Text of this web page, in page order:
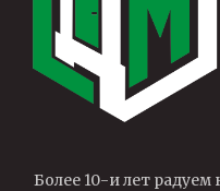
Более 10-и лет